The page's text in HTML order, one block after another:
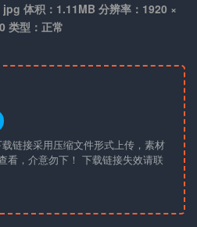
体积：1.11MB 分辨率：1920 ×
类型：正常
链接采用压缩文件形式上传，素材
看，介意勿下！ 下载链接失效请联